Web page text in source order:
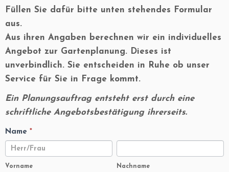
Füllen Sie dafür bitte unten stehendes Formular
aus.
Aus ihren Angaben berechnen wir ein individuelles
Angebot zur Gartenplanung. Dieses ist
unverbindlich. Sie entscheiden in Ruhe ob unser
Service für Sie in Frage kommt.
Ein Planungsauftrag entsteht erst durch eine
schriftliche Angebotsbestätigung ihrerseits.
Angebotsanfrage
Name *
Vorname
Vorname Nachname